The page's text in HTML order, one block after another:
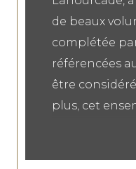
de beaux
complétée
référencées
être
plus, cet